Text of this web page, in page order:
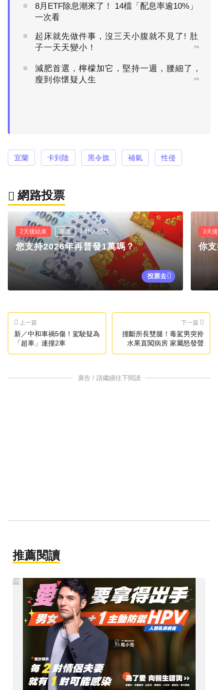
8月ETF除息潮來了！ 14檔「配息率逾10%」
一次看
起床就先做件事，沒三天小腹就不見了! 肚
子一天天變小！
PR
減肥首選，檸檬加它，堅持一週，腰細了，
瘦到你懷疑人生
PR
宜蘭 卡到陰 黑令旗 補氣 性侵
網路投票
2天後結束 單選 2.6K人已投
您支持2026年再普發1萬嗎？
投票去
3天
你
上一篇
新／中和車禍5傷！駕駛疑為
「超車」連撞2車
下一篇
撞斷所長雙腿！毒駕男突拎
水果直闖病房 家屬怒發聲
廣告 / 請繼續往下閱讀
推薦閱讀
PR